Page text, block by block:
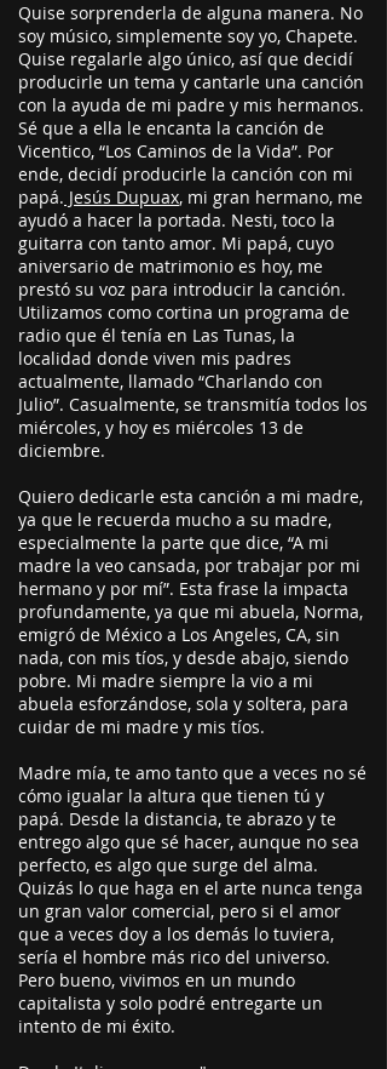
Quise sorprenderla de alguna manera. No
soy músico, simplemente soy yo, Chapete.
Quise regalarle algo único, así que decidí
producirle un tema y cantarle una canción
con la ayuda de mi padre y mis hermanos.
Sé que a ella le encanta la canción de
Vicentico, “Los Caminos de la Vida”. Por
ende, decidí producirle la canción con mi
papá. Jesús Dupuax, mi gran hermano, me
ayudó a hacer la portada. Nesti, toco la
guitarra con tanto amor. Mi papá, cuyo
aniversario de matrimonio es hoy, me
prestó su voz para introducir la canción.
Utilizamos como cortina un programa de
radio que él tenía en Las Tunas, la
localidad donde viven mis padres
actualmente, llamado “Charlando con
Julio”. Casualmente, se transmitía todos los
miércoles, y hoy es miércoles 13 de
diciembre.
Quiero dedicarle esta canción a mi madre,
ya que le recuerda mucho a su madre,
especialmente la parte que dice, “A mi
madre la veo cansada, por trabajar por mi
hermano y por mí”. Esta frase la impacta
profundamente, ya que mi abuela, Norma,
emigró de México a Los Angeles, CA, sin
nada, con mis tíos, y desde abajo, siendo
pobre. Mi madre siempre la vio a mi
abuela esforzándose, sola y soltera, para
cuidar de mi madre y mis tíos.
Madre mía, te amo tanto que a veces no sé
cómo igualar la altura que tienen tú y
papá. Desde la distancia, te abrazo y te
entrego algo que sé hacer, aunque no sea
perfecto, es algo que surge del alma.
Quizás lo que haga en el arte nunca tenga
un gran valor comercial, pero si el amor
que a veces doy a los demás lo tuviera,
sería el hombre más rico del universo.
Pero bueno, vivimos en un mundo
capitalista y solo podré entregarte un
intento de mi éxito.